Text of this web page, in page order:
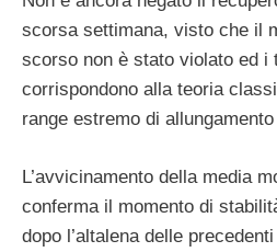
scorsa settimana, visto che il
scorso non è stato violato ed i
corrispondono alla teoria
range estremo di
L’avvicinamento della media
conferma il momento di
dopo l’altalena delle